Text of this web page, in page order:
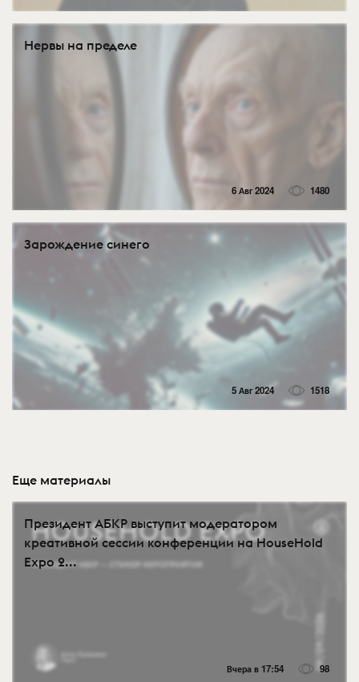
Нервы на пределе
6 Авг 2024 1480
Зарождение синего
5 Авг 2024 1518
Еще материалы
Президент АБКР выступит модератором
креативной сессии конференции на HouseHold
Expo 2...
Вчера в 17:54 98